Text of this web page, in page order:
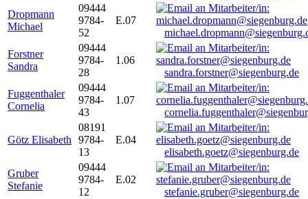
Dropmann
Michael
09444
9784-
52
E.07
Forstner
Sandra
09444
9784-
28
1.06
sandra.forstner@siegenburg.de
Fuggenthaler
Cornelia
09444
9784-
43
1.07
Götz Elisabeth
08191
9784-
13
E.04
elisabeth.goetz@siegenburg.de
Gruber
Stefanie
09444
9784-
12
E.02
stefanie.gruber@siegenburg.de